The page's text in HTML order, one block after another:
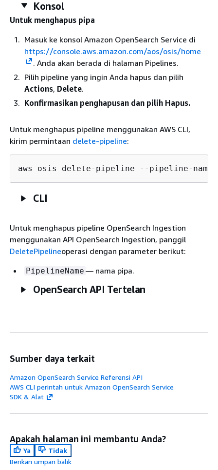
Konsol
Untuk menghapus pipa
Masuk ke konsol Amazon OpenSearch Service di
https://console.aws.amazon.com/aos/osis/home
. Anda akan berada di halaman Pipelines.
Pilih pipeline yang ingin Anda hapus dan pilih
Actions, Delete.
Konfirmasikan penghapusan dan pilih Hapus.
Untuk menghapus pipeline menggunakan AWS CLI,
kirim permintaan delete-pipeline:
aws osis delete-pipeline --pipeline-name
CLI
Untuk menghapus pipeline OpenSearch Ingestion
menggunakan API OpenSearch Ingestion, panggil
DeletePipelineoperasi dengan parameter berikut:
PipelineName — nama pipa.
OpenSearch API Tertelan
Sumber daya terkait
Amazon OpenSearch Service Referensi API
AWS CLI perintah untuk Amazon OpenSearch Service
SDK & Alat
Apakah halaman ini membantu Anda?
Ya
Tidak
Berikan umpan balik